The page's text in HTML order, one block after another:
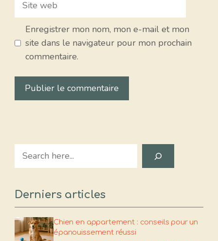
Enregistrer mon nom, mon e-mail et mon
site dans le navigateur pour mon prochain
commentaire.
Search
Derniers articles
Chien en appartement : conseils pour un
épanouissement réussi